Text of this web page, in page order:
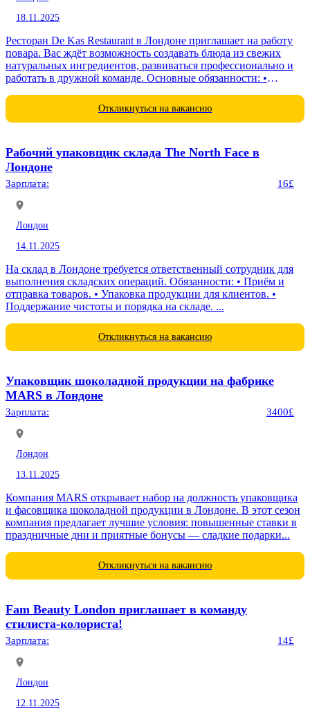
18.11.2025
Ресторан De Kas Restaurant в Лондоне приглашает на работу
повара. Вас ждёт возможность создавать блюда из свежих
натуральных ингредиентов, развиваться профессионально и
работать в дружной команде. Основные обязанности: •
Откликнуться на вакансию
Рабочий упаковщик склада The North Face в
Лондоне
Зарплата: 16£
Лондон
14.11.2025
На склад в Лондоне требуется ответственный сотрудник для
выполнения складских операций. Обязанности: • Приём и
отправка товаров. • Упаковка продукции для клиентов. •
Поддержание чистоты и порядка на складе. ...
Откликнуться на вакансию
Упаковщик шоколадной продукции на фабрике
MARS в Лондоне
Зарплата: 3400£
Лондон
13.11.2025
Компания MARS открывает набор на должность упаковщика
и фасовщика шоколадной продукции в Лондоне. В этот сезон
компания предлагает лучшие условия: повышенные ставки в
праздничные дни и приятные бонусы — сладкие подарки...
Откликнуться на вакансию
Fam Beauty London приглашает в команду
стилиста-колориста!
Зарплата: 14£
Лондон
12.11.2025